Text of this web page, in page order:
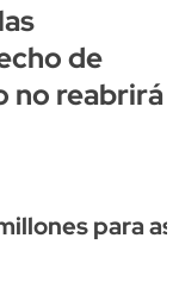
de
no reabrirá
para